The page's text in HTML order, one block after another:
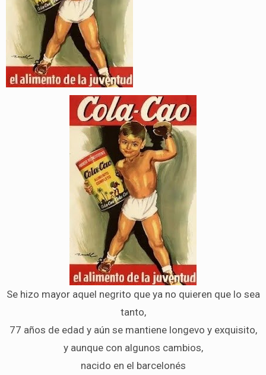
Se hizo mayor aquel negrito que ya no quieren que lo sea
tanto,
77 años de edad y aún se mantiene longevo y exquisito,
y aunque con algunos cambios,
nacido en el barcelonés